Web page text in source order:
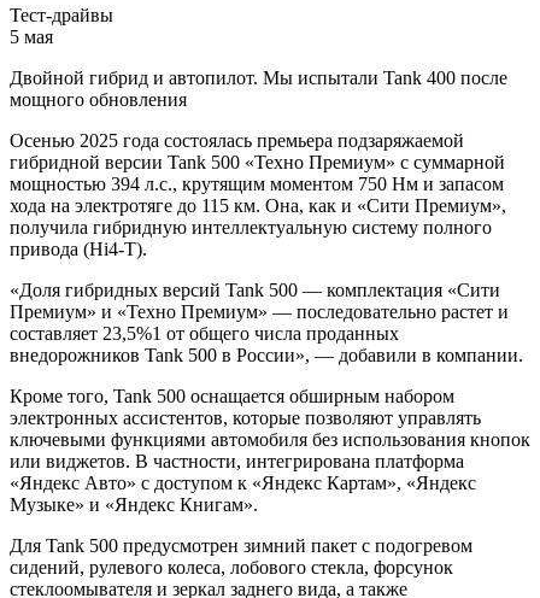
Тест-драйвы
5 мая
Двойной гибрид и автопилот. Мы испытали Tank 400 после
мощного обновления
Осенью 2025 года состоялась премьера подзаряжаемой
гибридной версии Tank 500 «Техно Премиум» с суммарной
мощностью 394 л.с., крутящим моментом 750 Нм и запасом
хода на электротяге до 115 км. Она, как и «Сити Премиум»,
получила гибридную интеллектуальную систему полного
привода (Hi4-T).
«Доля гибридных версий Tank 500 — комплектация «Сити
Премиум» и «Техно Премиум» — последовательно растет и
составляет 23,5%1 от общего числа проданных
внедорожников Tank 500 в России», — добавили в компании.
Кроме того, Tank 500 оснащается обширным набором
электронных ассистентов, которые позволяют управлять
ключевыми функциями автомобиля без использования кнопок
или виджетов. В частности, интегрирована платформа
«Яндекс Авто» с доступом к «Яндекс Картам», «Яндекс
Музыке» и «Яндекс Книгам».
Для Tank 500 предусмотрен зимний пакет с подогревом
сидений, рулевого колеса, лобового стекла, форсунок
стеклоомывателя и зеркал заднего вида, а также